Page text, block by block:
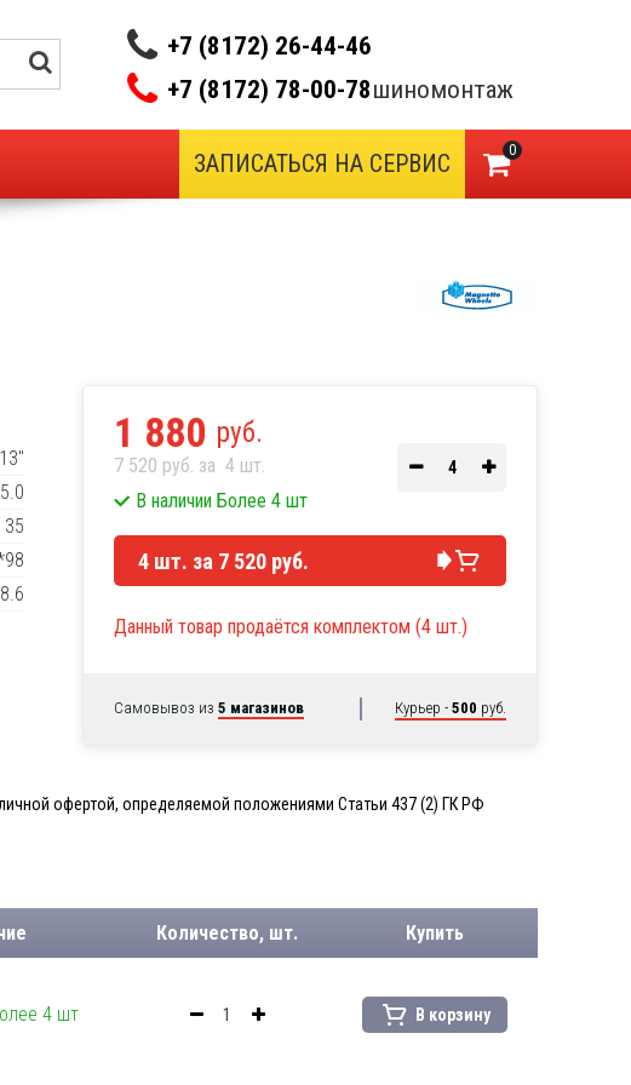
+7 (8172) 26-44-46
+7 (8172) 78-00-78шиномонтаж
0
ЗАПИСАТЬСЯ НА СЕРВИС
13"
5.0
35
1 880 руб.
7 520 руб. за 4 шт.
В наличии Более 4 шт
4 шт. за 7 520 руб.
Данный товар продаётся комплектом (4 шт.)
Самовывоз из 5 магазинов Курьер - 500 руб.
офертой, определяемой положениями Статьи 437 (2) ГК РФ
Количество, шт. Купить
4 шт В корзину